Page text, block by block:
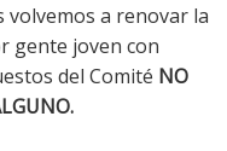
volvemos a renovar la
gente joven con
del Comité NO